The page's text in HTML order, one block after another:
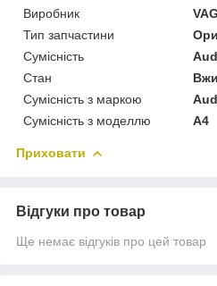
Виробник
VAG
Тип запчастини
Сумісність
Стан
Сумісність з маркою
Сумісність з моделлю
A4
Приховати
Відгуки про товар
Ще немає відгуків про цей товар